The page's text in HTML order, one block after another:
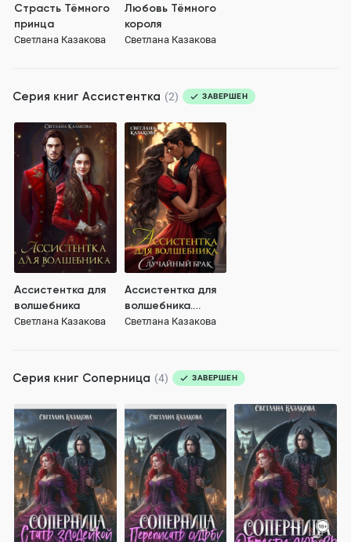
Страсть Тёмного
принца
Светлана Казакова
Любовь Тёмного
короля
Светлана Казакова
Серия книг Ассистентка (2) ЗАВЕРШЕН
Ассистентка для
волшебника
Светлана Казакова
Ассистентка для
волшебника.
Случайный брак
Светлана Казакова
Серия книг Соперница (4) ЗАВЕРШЕН